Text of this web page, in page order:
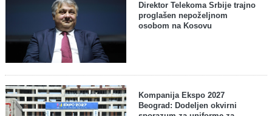
Direktor Telekoma Srbije trajno
proglašen nepoželjnom
osobom na Kosovu
Kompanija Ekspo 2027
Beograd: Dodeljen okvirni